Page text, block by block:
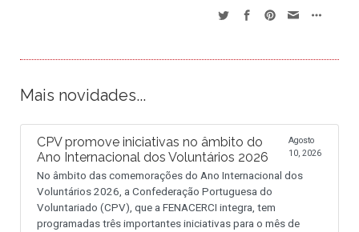
Mais novidades...
CPV promove iniciativas no âmbito do
Ano Internacional dos Voluntários 2026
Agosto
10, 2026
No âmbito das comemorações do Ano Internacional dos
Voluntários 2026, a Confederação Portuguesa do
Voluntariado (CPV), que a FENACERCI integra, tem
programadas três importantes iniciativas para o mês de